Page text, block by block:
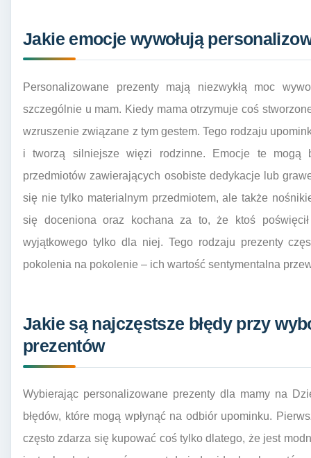
Jakie emocje wywołują
Personalizowane prezenty mają niezwykłą moc
szczególnie u mam. Kiedy mama otrzymuje coś
wzruszenie związane z tym gestem. Tego rodzaju
i tworzą silniejsze więzi rodzinne. Emocje te mogą
przedmiotów zawierających osobiste dedykacje lub
się nie tylko materialnym przedmiotem, ale także
się doceniona oraz kochana za to, że ktoś
wyjątkowego tylko dla niej. Tego rodzaju prezenty
pokolenia na pokolenie – ich wartość sentymentalna
Jakie są najczęstsze błędy przy
prezentów
Wybierając personalizowane prezenty dla mamy na
błędów, które mogą wpłynąć na odbiór upominku.
często zdarza się kupować coś tylko dlatego, że jest